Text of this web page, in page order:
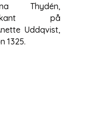
Thydén,
på
Uddqvist,
1325.